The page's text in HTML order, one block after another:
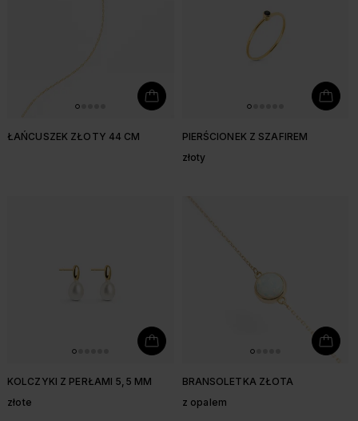
ŁAŃCUSZEK ZŁOTY 44 CM
PIERŚCIONEK Z SZAFIREM
złoty
KOLCZYKI Z PERŁAMI 5,5 MM
złote
BRANSOLETKA ZŁOTA
z opalem